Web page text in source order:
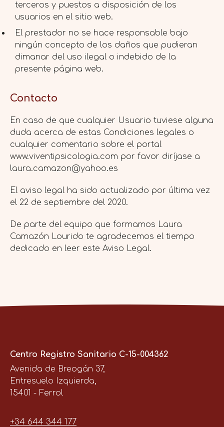
terceros y puestos a disposición de los
usuarios en el sitio web.
El prestador no se hace responsable bajo
ningún concepto de los daños que pudieran
dimanar del uso ilegal o indebido de la
presente página web.
Contacto
En caso de que cualquier Usuario tuviese alguna
duda acerca de estas Condiciones legales o
cualquier comentario sobre el portal
www.viventipsicologia.com por favor diríjase a
laura.camazon@yahoo.es
El aviso legal ha sido actualizado por última vez
el 22 de septiembre del 2020.
De parte del equipo que formamos Laura
Camazón Lourido te agradecemos el tiempo
dedicado en leer este Aviso Legal.
Centro Registro Sanitario C-15-004362
Avenida de Breogán 37,
Entresuelo Izquierda,
15401 - Ferrol
+34 644 344 177